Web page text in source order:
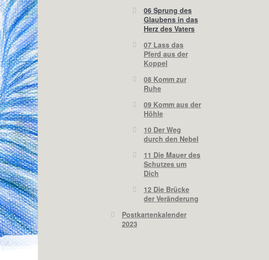
06 Sprung des
Glaubens in das
Herz des Vaters
07 Lass das
Pferd aus der
Koppel
08 Komm zur
Ruhe
09 Komm aus der
Höhle
10 Der Weg
durch den Nebel
11 Die Mauer des
Schutzes um
Dich
12 Die Brücke
der Veränderung
Postkartenkalender
2023